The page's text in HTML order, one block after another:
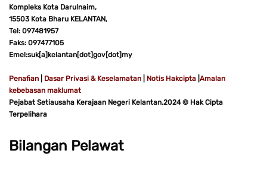
Kompleks Kota Darulnaim,
15503 Kota Bharu KELANTAN,
Tel: 097481957
Faks: 097477105
Emel:suk[a]kelantan[dot]gov[dot]my
Penafian Dasar Privasi & Keselamatan Notis Hakcipta Amalan
kebebasan maklumat
Pejabat Setiausaha Kerajaan Negeri Kelantan.2024 © Hak Cipta
Terpelihara
Bilangan Pelawat